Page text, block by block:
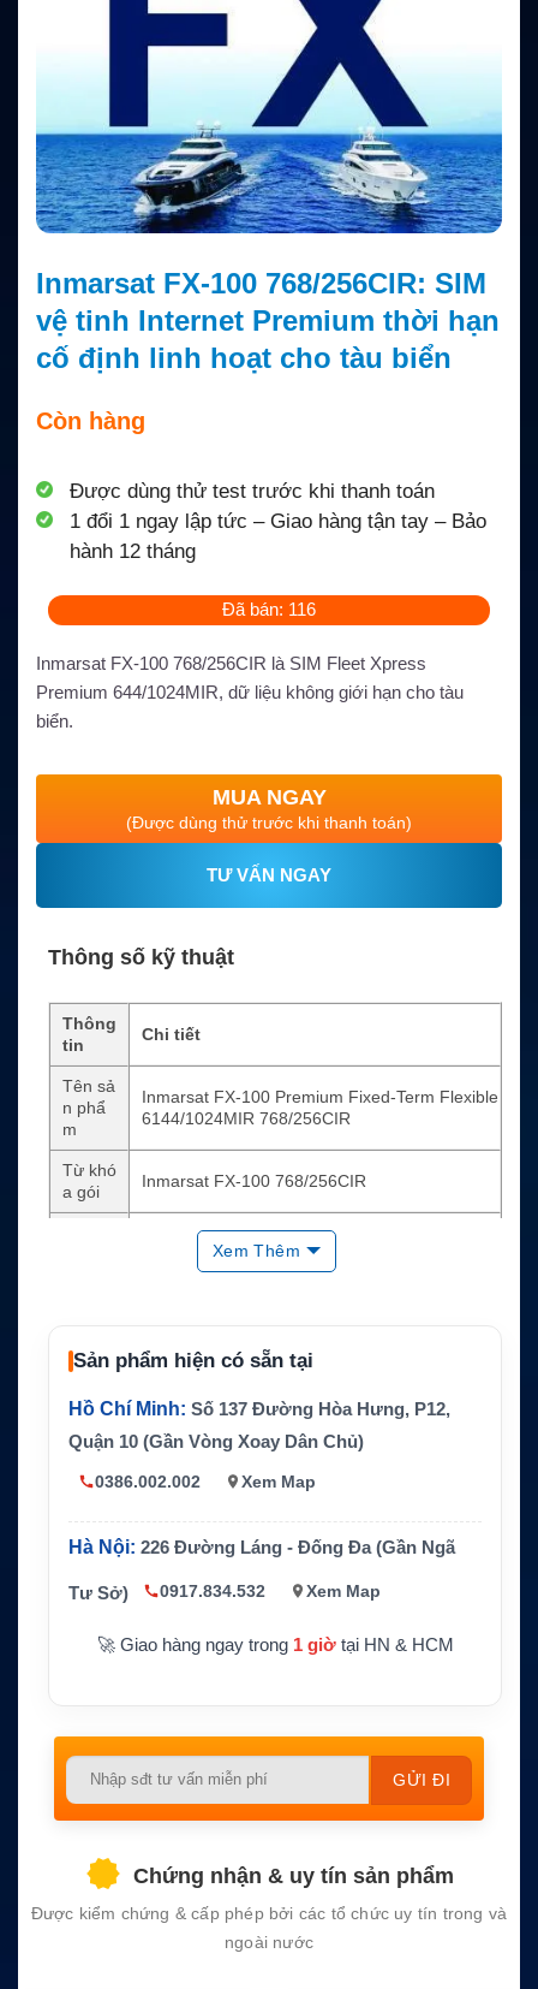
Inmarsat FX-100 768/256CIR: SIM
vệ tinh Internet Premium thời hạn
cố định linh hoạt cho tàu biển
Còn hàng
Được dùng thử test trước khi thanh toán
1 đổi 1 ngay lập tức – Giao hàng tận tay – Bảo
hành 12 tháng
Đã bán: 116
Inmarsat FX-100 768/256CIR là SIM Fleet Xpress
Premium 644/1024MIR, dữ liệu không giới hạn cho tàu
biển.
MUA NGAY
(Được dùng thử trước khi thanh toán)
TƯ VẤN NGAY
Thông số kỹ thuật
Thông
tin
Chi tiết
Tên sả
n phẩ
m
Inmarsat FX-100 Premium Fixed-Term Flexible
6144/1024MIR 768/256CIR
Từ khó
a gói
Inmarsat FX-100 768/256CIR
SIM vệ tinh Internet Fleet Xpress
Mạng s
Inmarsat Fleet Xpress
MIR 6144/1024
Thanh
Theo tháng tùy cấu hình đăng ký
Ứng d
Internet vệ tinh cho tàu biển, vận hành, báo cá
Xem Thêm
Sản phẩm hiện có sẵn tại
Hồ Chí Minh: Số 137 Đường Hòa Hưng, P12,
Quận 10 (Gần Vòng Xoay Dân Chủ)
0386.002.002 Xem Map
Hà Nội: 226 Đường Láng - Đống Đa (Gần Ngã
Tư Sở) 0917.834.532 Xem Map
🚀 Giao hàng ngay trong 1 giờtại HN & HCM
Please
empty.
Chứng nhận & uy tín sản phẩm
Được kiểm chứng & cấp phép bởi các tổ chức uy tín trong và
ngoài nước